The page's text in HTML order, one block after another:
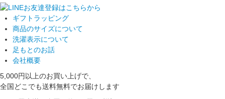
ギフトラッピング
商品のサイズについて
洗濯表示について
足もとのお話
会社概要
5,000円以上のお買い上げで、
全国どこでも送料無料でお届けします